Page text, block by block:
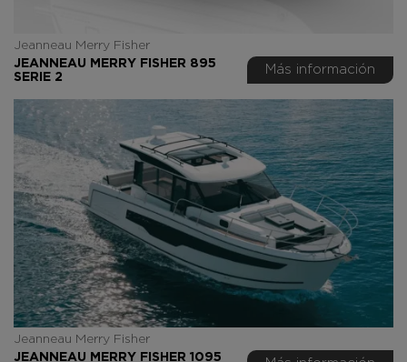
Jeanneau Merry Fisher
JEANNEAU MERRY FISHER 895
SERIE 2
Más información
Jeanneau Merry Fisher
JEANNEAU MERRY FISHER 1095